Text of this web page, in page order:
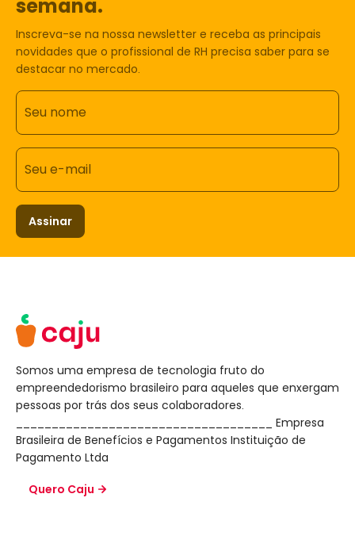
semana.
Inscreva-se na nossa newsletter e receba as principais
novidades que o profissional de RH precisa saber para se
destacar no mercado.
Seu nome
Seu e-mail
Assinar
Somos uma empresa de tecnologia fruto do
empreendedorismo brasileiro para aqueles que enxergam
pessoas por trás dos seus colaboradores.
____________________________________ Empresa
Brasileira de Benefícios e Pagamentos Instituição de
Pagamento Ltda
Quero Caju